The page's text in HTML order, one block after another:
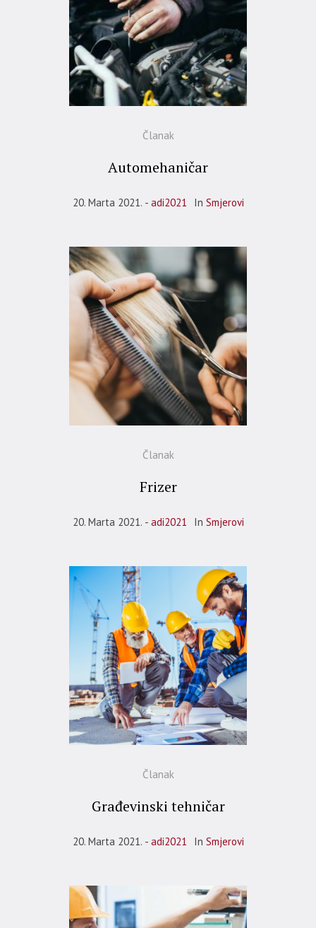
Članak
Automehaničar
20. Marta 2021. adi2021 In Smjerovi
Članak
Frizer
20. Marta 2021. adi2021 In Smjerovi
Članak
Građevinski tehničar
20. Marta 2021. adi2021 In Smjerovi